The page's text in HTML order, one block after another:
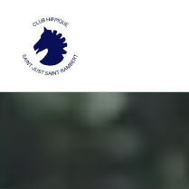
contenu